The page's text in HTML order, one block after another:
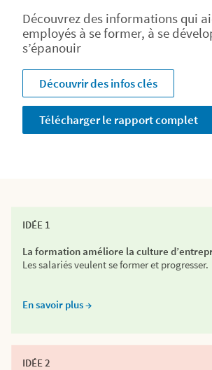
Découvrez des informations qui
employés à se former, à se
s’épanouir
Découvrir des infos clés
Télécharger le rapport complet
IDÉE 1
La formation améliore la culture
Les salariés veulent se former et progresser.
En savoir plus →
IDÉE 2